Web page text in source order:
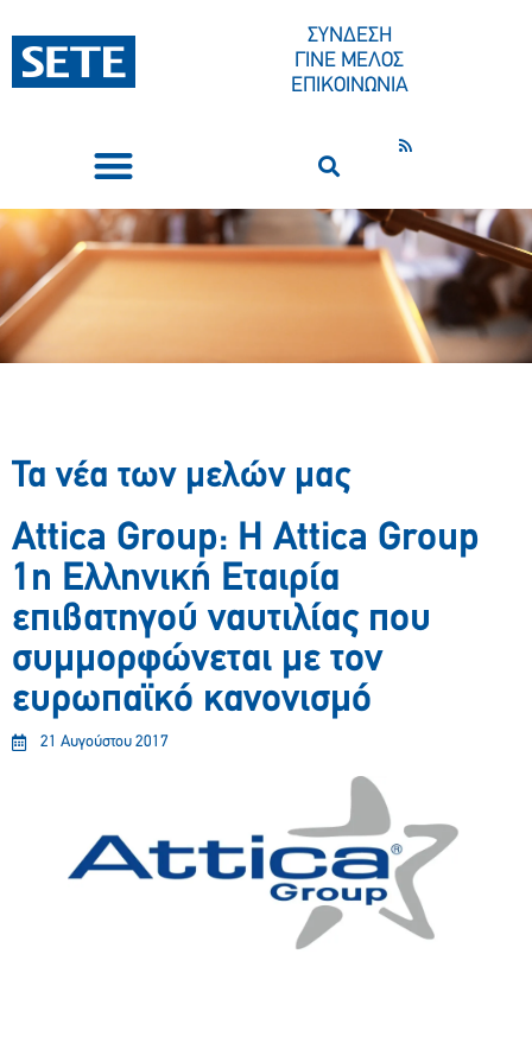
ΣΥΝΔΕΣΗ
ΓΙΝΕ ΜΕΛΟΣ
ΕΠΙΚΟΙΝΩΝΙΑ
Τα νέα των μελών μας
Attica Group: Η Attica Group
1η Ελληνική Εταιρία
επιβατηγού ναυτιλίας που
συμμορφώνεται με τον
ευρωπαϊκό κανονισμό
21 Αυγούστου 2017